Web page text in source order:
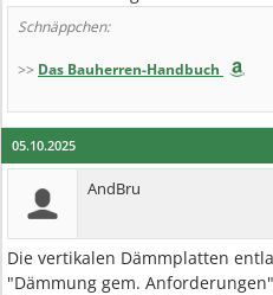
Schnäppchen:
>> Das Bauherren-Handbuch
05.10.2025
AndBru
Die vertikalen Dämmplatten
"Dämmung gem.